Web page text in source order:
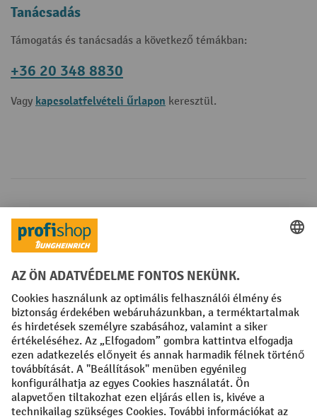
Tanácsadás
Támogatás és tanácsadás a következő témákban:
+36 20 348 8830
Vagy kapcsolatfelvételi űrlapon keresztül.
Fizetési lehetőségek
Creditcard (Master)Creditcard (Visa)
Közösségi Média
Facebook
YouTube
LinkedIn
Instagram